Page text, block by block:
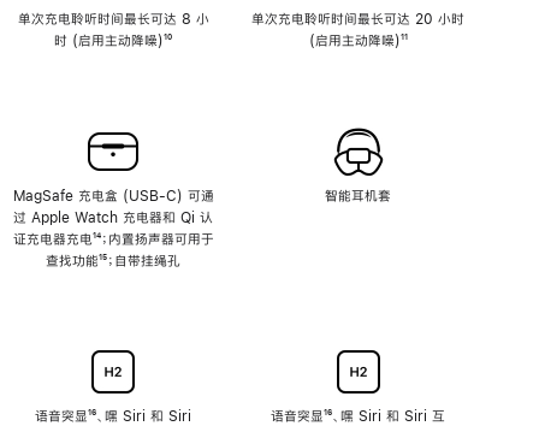
单次充电聆听时间最长可达 8 小
时 (启用主动降噪)脚
¹⁰
MagSafe 充电盒 (USB-C) 可通
过 Apple Watch 充电器和 Qi 认
证充电器充电脚
注
¹⁴；内置扬声器可用于
查找功能脚
¹⁵；自带挂绳孔
语音突显脚
¹⁶、嘿 Siri 和 Siri
单次充电聆听时间最长可达 20 小时
(启用主动降噪)脚
¹¹
智能耳机套
语音突显脚
¹⁶、嘿 Siri 和 Siri 互